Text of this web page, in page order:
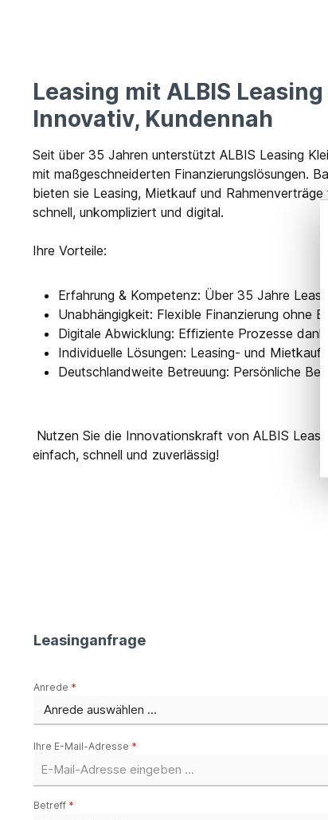
Leasing mit ALBIS
Innovativ, Kundennah
Seit über 35 Jahren unterstützt ALBIS Leasing
mit maßgeschneiderten Finanzierungslösungen.
bieten sie Leasing, Mietkauf und
schnell, unkompliziert und digital.
Ihre Vorteile:
Erfahrung & Kompetenz: Über 35 Jahre
Unabhängigkeit: Flexible Finanzierung ohne
Digitale Abwicklung: Effiziente Prozesse dank
Individuelle Lösungen: Leasing- und
Deutschlandweite Betreuung: Persönliche
Nutzen Sie die Innovationskraft von ALBIS
einfach, schnell und zuverlässig!
Leasinganfrage
Anrede *
Ihre E-Mail-Adresse *
Betreff *